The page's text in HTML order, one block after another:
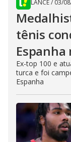
LANCE/ 03/
tênis
Ex-top 100 e
turca e foi
Espanha